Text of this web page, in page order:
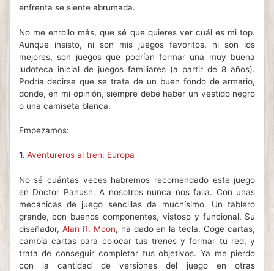
enfrenta se siente abrumada.
No me enrollo más, que sé que quieres ver cuál es mi top.
Aunque insisto, ni son mis juegos favoritos, ni son los
mejores, son juegos que podrían formar una muy buena
ludoteca inicial de juegos familiares (a partir de 8 años).
Podría decirse que se trata de un buen fondo de armario,
donde, en mi opinión, siempre debe haber un vestido negro
o una camiseta blanca.
Empezamos:
1. Aventureros al tren: Europa
No sé cuántas veces habremos recomendado este juego
en Doctor Panush. A nosotros nunca nos falla. Con unas
mecánicas de juego sencillas da muchísimo. Un tablero
grande, con buenos componentes, vistoso y funcional. Su
diseñador, Alan R. Moon, ha dado en la tecla. Coge cartas,
cambia cartas para colocar tus trenes y formar tu red, y
trata de conseguir completar tus objetivos. Ya me pierdo
con la cantidad de versiones del juego en otras